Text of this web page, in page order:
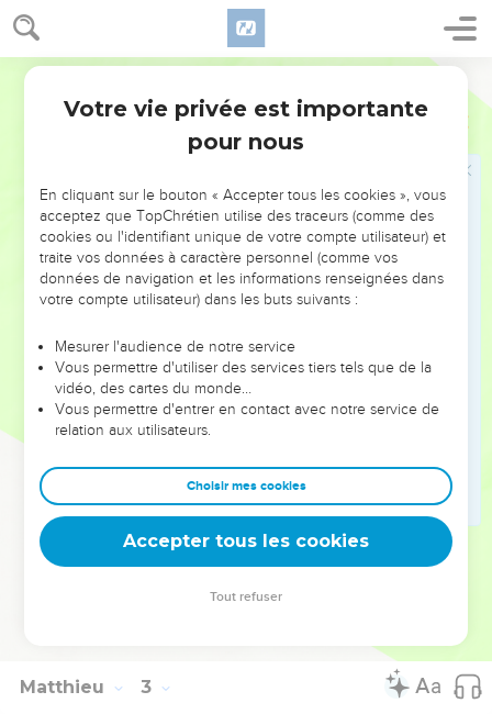
Matthieu 2
dans ce nom et dans le mépris qu'avaient les Juifs pour cette
ville obscure et pauvre de la GaliléeJean 1.46,47;7.52, y voit un
accomplissement à double sens des Ecritures. Jésus fut en
effet appelé avec mépris NazaréenJean 19.19c'est ainsi que le
désignent encore aujourd'hui les Juifs, ses adversaires. Ce
On ne saurait nier que cette explication n'ait quelque chose
de recherché, d'arbitraire, et qui prête à l'évangéliste une
interprétation assez rabbinique de l'Ancien Testament. C'est
ce qui a porté d'autres exégètes à penser qu'il voulait dire
Sauveur vient habiter s'attachera à lui ; or les prophètes ont
annoncé qu'il serait le méprisé du peuple. Esaïe 53
etc. De là cette allusion tout à fait vague, qui n'est point une
citation. - Ce qui est plus important que ces interprétations,
l'ignominie"
, et qui"nous apprend à nous cacher
et à garder le silence, quand le temps d'agir et de parler
n'est pas venu." Quesnel.
Matthieu 3
Votre vie privée est importante
pour nous
En cliquant sur le bouton « Accepter tous les cookies », vous
acceptez que TopChrétien utilise des traceurs (comme des
cookies ou l'identifiant unique de votre compte utilisateur) et
traite vos données à caractère personnel (comme vos
données de navigation et les informations renseignées dans
votre compte utilisateur) dans les buts suivants :
Mesurer l'audience de notre service
Vous permettre d'utiliser des services tiers tels que de la
vidéo, des cartes du monde…
Vous permettre d'entrer en contact avec notre service de
relation aux utilisateurs.
Choisir mes cookies
Accepter tous les cookies
Tout refuser